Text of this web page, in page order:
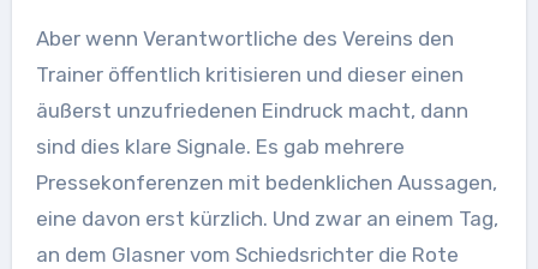
Aber wenn Verantwortliche des Vereins den
Trainer öffentlich kritisieren und dieser einen
äußerst unzufriedenen Eindruck macht, dann
sind dies klare Signale. Es gab mehrere
Pressekonferenzen mit bedenklichen Aussagen,
eine davon erst kürzlich. Und zwar an einem Tag,
an dem Glasner vom Schiedsrichter die Rote